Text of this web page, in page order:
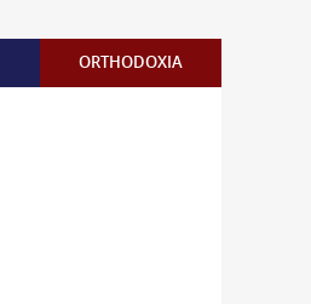
ORTHODOXIA